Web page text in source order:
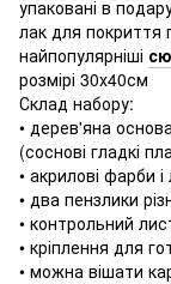
упаковані в
лак для покриття
найпопулярніші
розмірі 30х40см
Склад набору:
• дерев'яна
(соснові гладкі
• акрилові фарби
• два пензлики
• контрольний
• кріплення для
• можна вішати